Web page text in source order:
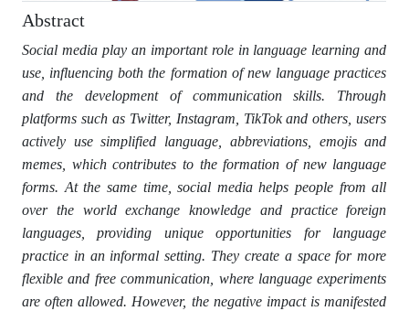
Abstract
Social media play an important role in language learning and
use, influencing both the formation of new language practices
and the development of communication skills. Through
platforms such as Twitter, Instagram, TikTok and others, users
actively use simplified language, abbreviations, emojis and
memes, which contributes to the formation of new language
forms. At the same time, social media helps people from all
over the world exchange knowledge and practice foreign
languages, providing unique opportunities for language
practice in an informal setting. They create a space for more
flexible and free communication, where language experiments
are often allowed. However, the negative impact is manifested